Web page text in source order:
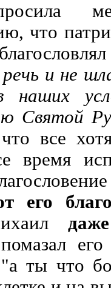
что
и не
наших
Святой
все
время
его
ты что